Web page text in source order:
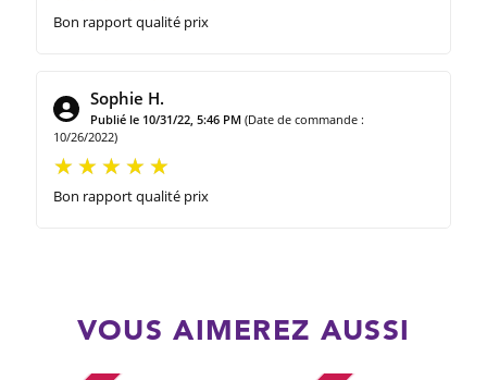
Bon rapport qualité prix
Sophie H.
Publié le 10/31/22, 5:46 PM (Date de commande :
10/26/2022)
Bon rapport qualité prix
VOUS AIMEREZ AUSSI